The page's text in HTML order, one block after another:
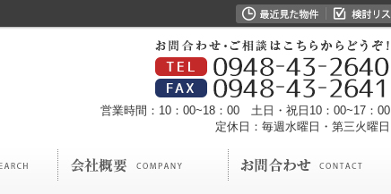
営業時間：10：00~18：00 土日・祝日10：00~17：00
定休日：毎週水曜日・第三火曜日